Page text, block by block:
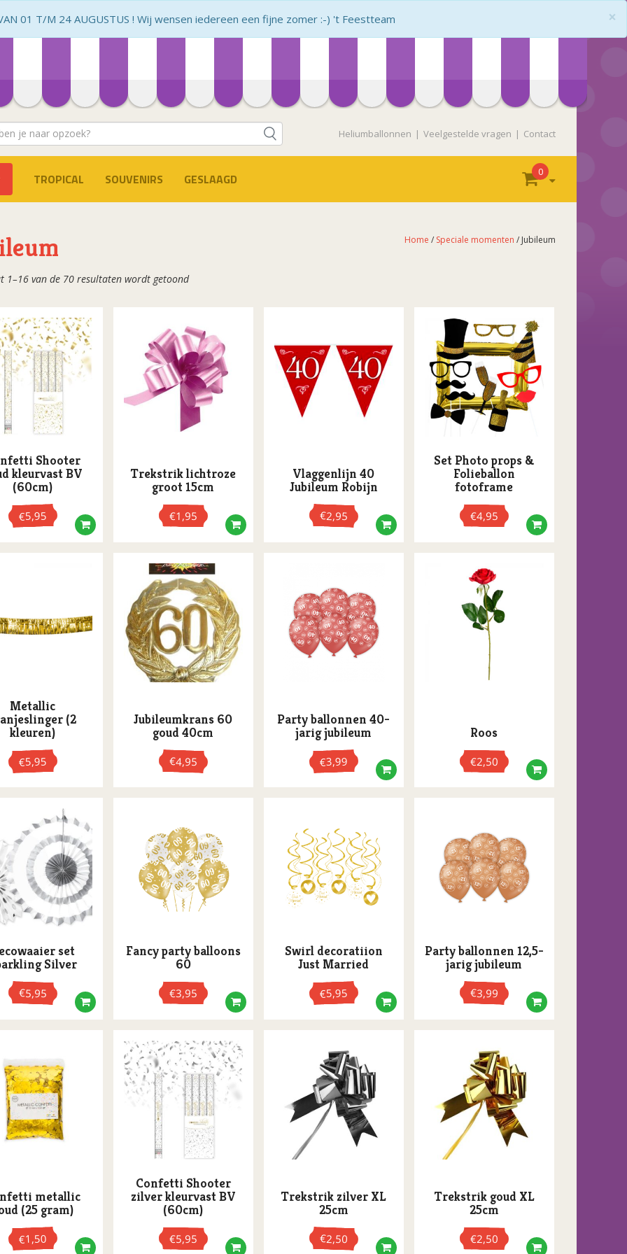
×
01 T/M 24 AUGUSTUS ! Wij wensen iedereen een fijne zomer :-) 't Feestteam
Heliumballonnen Veelgestelde vragen Contact
TROPICAL SOUVENIRS GESLAAGD 0
Home / Speciale momenten / Jubileum
1–16 van de 70 resultaten wordt getoondGesorteerd
populariteit
Shooter
kleurvast BV
(60cm)
€5,95
Trekstrik lichtroze
groot 15cm
€1,95
Vlaggenlijn 40
Jubileum Robijn
€2,95
Set Photo props &
Folieballon
fotoframe
€4,95
Metallic
(2
kleuren)
€5,95
Jubileumkrans 60
goud 40cm
€4,95
Party ballonnen 40-
jarig jubileum
€3,99
Roos
€2,50
set
Silver
€5,95
Fancy party balloons
60
€3,95
Swirl decoratiion
Just Married
€5,95
Party ballonnen 12,5-
jarig jubileum
€3,99
metallic
(25 gram)
€1,50
Confetti Shooter
zilver kleurvast BV
(60cm)
€5,95
Trekstrik zilver XL
25cm
€2,50
Trekstrik goud XL
25cm
€2,50